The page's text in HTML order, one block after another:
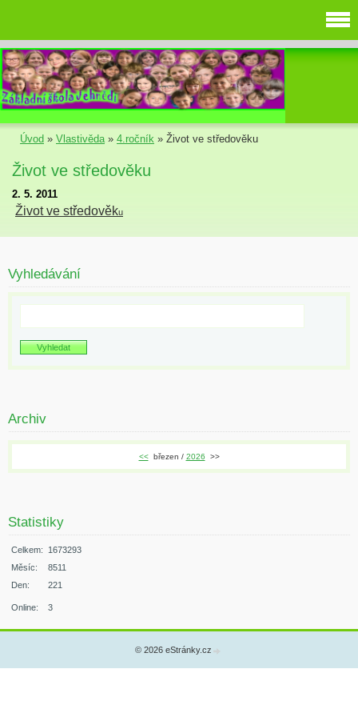
Úvod » Vlastivěda» 4.ročník » Život ve středověku
Život ve středověku
2. 5. 2011
Život ve středověku
Vyhledávání
Archiv
<< březen / 2026 >>
Statistiky
Online: 3
Celkem:
1673293
Měsíc:
8511
Den:
221
© 2026 eStránky.cz